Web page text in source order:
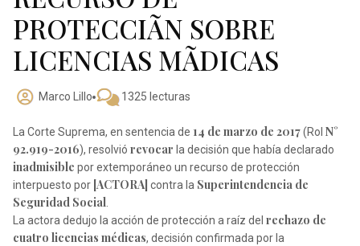
PROTECCIÃN SOBRE
LICENCIAS MÃDICAS
Marco Lillo 1325 lecturas
La Corte Suprema, en sentencia de 14 de marzo de 2017(Rol N°
92.919-2016), resolvió revocar la decisión que había declarado
inadmisible por extemporáneo un recurso de protección
interpuesto por [ACTORA] contra la Superintendencia de
Seguridad Social
La actora dedujo la acción de protección a raíz del rechazo de
cuatro licencias médicas, decisión confirmada por la